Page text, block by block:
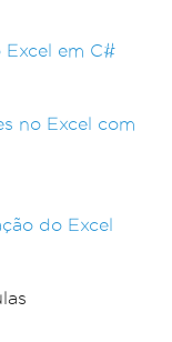
em C#
no Excel com
do Excel